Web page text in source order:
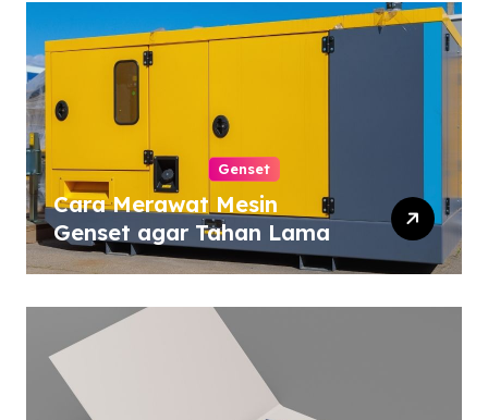
Genset
Cara Merawat Mesin
Genset agar Tahan Lama